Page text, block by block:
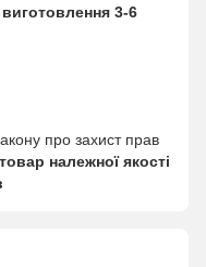
3-6
про захист прав
належної якості